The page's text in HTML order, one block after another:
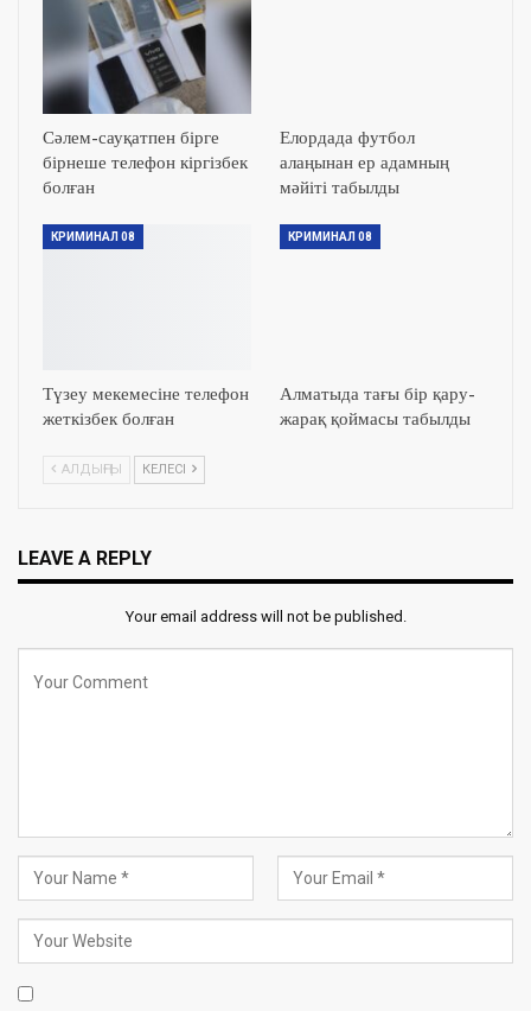
Сәлем-сауқатпен бірге
бірнеше телефон кіргізбек
болған
Елордада футбол
алаңынан ер адамның
мәйіті табылды
КРИМИНАЛ 08
Түзеу мекемесіне телефон
жеткізбек болған
КРИМИНАЛ 08
Алматыда тағы бір қару-
жарақ қоймасы табылды
АЛДЫҢҒЫ КЕЛЕСІ
LEAVE A REPLY
Your email address will not be published.